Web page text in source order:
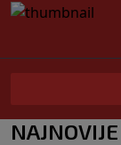
NAJNOVIJE